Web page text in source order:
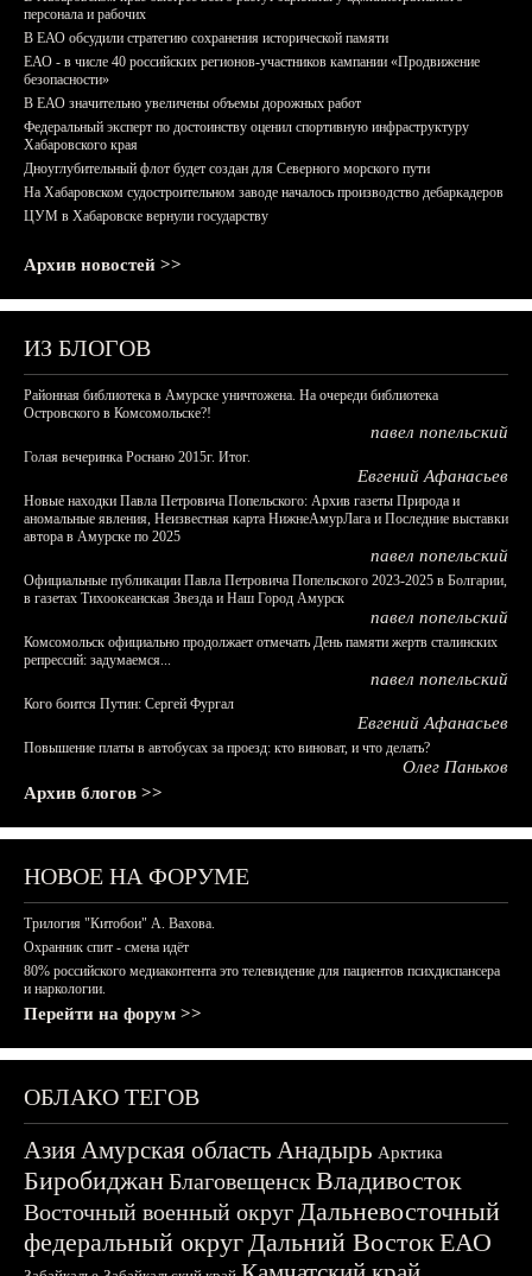
персонала и рабочих
В ЕАО обсудили стратегию сохранения исторической памяти
ЕАО - в числе 40 российских регионов-участников кампании «Продвижение
безопасности»
В ЕАО значительно увеличены объемы дорожных работ
Федеральный эксперт по достоинству оценил спортивную инфраструктуру
Хабаровского края
Дноуглубительный флот будет создан для Северного морского пути
На Хабаровском судостроительном заводе началось производство дебаркадеров
ЦУМ в Хабаровске вернули государству
Архив новостей >>
ИЗ БЛОГОВ
Районная библиотека в Амурске уничтожена. На очереди библиотека
Островского в Комсомольске?!
павел попельский
Голая вечеринка Роснано 2015г. Итог.
Евгений Афанасьев
Новые находки Павла Петровича Попельского: Архив газеты Природа и
аномальные явления, Неизвестная карта НижнеАмурЛага и Последние выставки
автора в Амурске по 2025
павел попельский
Официальные публикации Павла Петровича Попельского 2023-2025 в Болгарии,
в газетах Тихоокеанская Звезда и Наш Город Амурск
павел попельский
Комсомольск официально продолжает отмечать День памяти жертв сталинских
репрессий: задумаемся...
павел попельский
Кого боится Путин: Сергей Фургал
Евгений Афанасьев
Повышение платы в автобусах за проезд: кто виноват, и что делать?
Олег Паньков
Архив блогов >>
НОВОЕ НА ФОРУМЕ
Трилогия "Китобои" А. Вахова.
Охранник спит - смена идёт
80% российского медиаконтента это телевидение для пациентов психдиспансера
и наркологии.
Перейти на форум >>
ОБЛАКО ТЕГОВ
АзияАмурская область Анадырь Арктика
БиробиджанБлаговещенскВладивосток
Восточный военный округДальневосточный
федеральный округДальний ВостокЕАО